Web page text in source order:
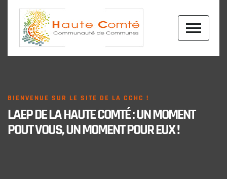
BIENVENUE SUR LE SITE DE LA CCHC !
LAEP DE LA HAUTE COMTÉ : UN MOMENT
POUT VOUS, UN MOMENT POUR EUX !